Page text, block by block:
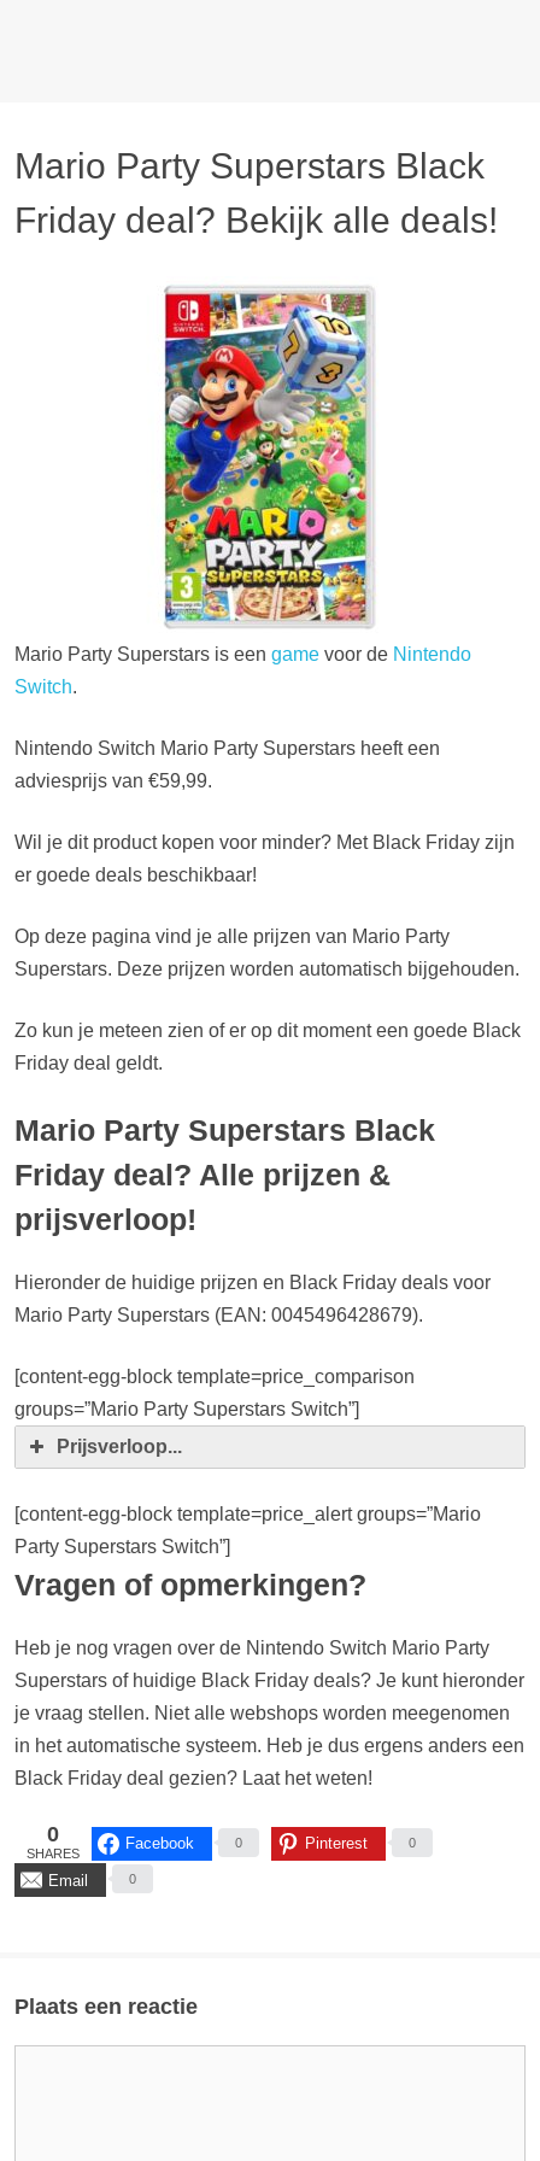
Mario Party Superstars Black
Friday deal? Bekijk alle deals!
Mario Party Superstars is een game voor de Nintendo
Switch.
Nintendo Switch Mario Party Superstars heeft een
adviesprijs van €59,99.
Wil je dit product kopen voor minder? Met Black Friday zijn
er goede deals beschikbaar!
Op deze pagina vind je alle prijzen van Mario Party
Superstars. Deze prijzen worden automatisch bijgehouden.
Zo kun je meteen zien of er op dit moment een goede Black
Friday deal geldt.
Mario Party Superstars Black
Friday deal? Alle prijzen &
prijsverloop!
Hieronder de huidige prijzen en Black Friday deals voor
Mario Party Superstars (EAN: 0045496428679).
[content-egg-block template=price_comparison
groups=”Mario Party Superstars Switch”]
Prijsverloop...
[content-egg-block template=price_alert groups=”Mario
Party Superstars Switch”]
Vragen of opmerkingen?
Heb je nog vragen over de Nintendo Switch Mario Party
Superstars of huidige Black Friday deals? Je kunt hieronder
je vraag stellen. Niet alle webshops worden meegenomen
in het automatische systeem. Heb je dus ergens anders een
Black Friday deal gezien? Laat het weten!
0
SHARES
Facebook 0 Pinterest 0
Email 0
Plaats een reactie